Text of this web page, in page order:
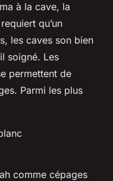
à la cave, la
qu’un
les caves son bien
soigné. Les
permettent de
Parmi les plus
comme cépages